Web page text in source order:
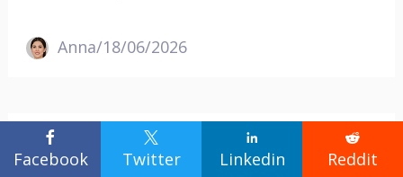

Facebook

Twitter

Linkedin

Reddit
Anna/18/06/2026
Secure Boot: cos'è, come funziona e come
attivarlo